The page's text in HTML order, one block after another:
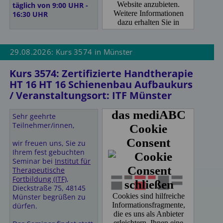
Ohmstraße 3
70736 Fellbach bei
999 0
E-Mail:mail@dasritz.de
Hotel Restaurant
"Alte Kelter"
Kelterweg 7
Telefon 0711/5 78 82 70
http://www.hotel-alte-
im-hotel-alten-kelter-in-
fellbach.html
Hotel Hirsch GbR
Familie Oettinger
Kanalstraße 1-7
70736 Fellbach-
Schmiden
täglich von 9:00 UHR -
16:30 UHR
• Trockentuch
• Bastelschere
• Schienenschere (falls
vorhanden),
• Edding
• Bleistift
• Buntstifte
Freundliche Grüße,
Ihr ITF Team
Unterkünfte vor Ort:
Für den Standort
Münster empfehlen wir
das Hotel Europa, 3 km
Fußweg vom ITF
entfernt. Sonderpreis
29.08.2026: Kurs 3574 in Münster
Kurs 3574: Zertifizierte Handtherapie
HT 16 HT 16 Schienenbau Aufbaukurs
/ Veranstaltungsort: ITF Münster
Sehr geehrte
Teilnehmer/innen,
wir freuen uns, Sie zu
Ihrem fest gebuchten
Seminar bei Institut für
Therapeutische
Fortbildung (ITF),
Dieckstraße 75, 48145
Münster begrüßen zu
dürfen.